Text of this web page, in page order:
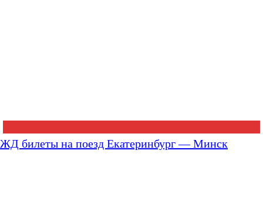
ЖД билеты на поезд Екатеринбург — Минск